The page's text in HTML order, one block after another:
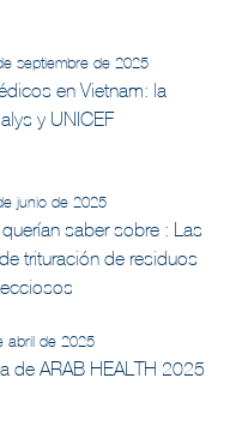
septiembre de 2025
en Vietnam: la
y UNICEF
junio de 2025
saber sobre : Las
trituración de residuos
abril de 2025
de ARAB HEALTH 2025